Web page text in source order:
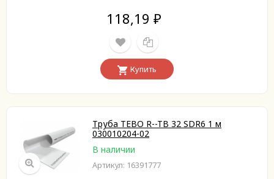
118,19 ₽
Купить
Труба TEBO R--TB 32 SDR6 1 м
030010204-02
В наличии
Артикул: 16391777